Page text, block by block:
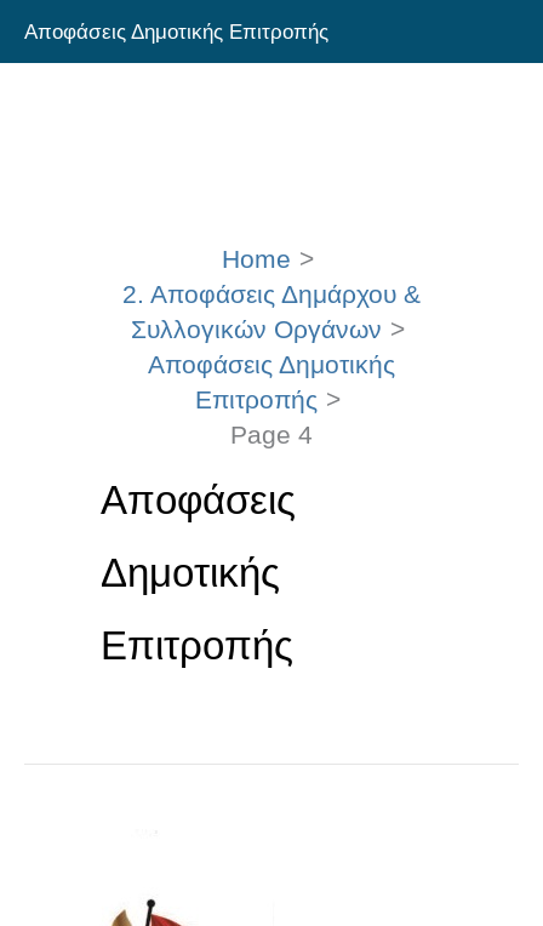
Skip
to
Αποφάσεις Δημοτικής Επιτροπής
Home
2. Αποφάσεις Δημάρχου &
Συλλογικών Οργάνων
Αποφάσεις Δημοτικής
Επιτροπής
Page 4
Αποφάσεις
Δημοτικής
Επιτροπής
ΣΥΝΕΔΡΙΑΣΗΣ